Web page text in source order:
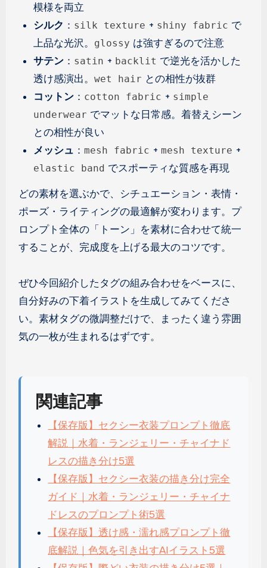
模様を両立
シルク ： silk texture + shiny fabric で
上品な光沢。 glossy は強すぎるので注意
サテン ： satin + backlit で逆光を活かした
透け感演出。wet hair との相性が抜群
コットン ： cotton fabric + simple
underwear でマットな日常感。着替えシーン
との相性が良い
メッシュ ：mesh fabric +mesh texture +
elastic band でスポーティな質感を再現
どの素材を選ぶかで、シチュエーション・表情・
ポーズ・ライティングの最適解が変わります。プ
ロンプト全体の「トーン」を素材に合わせて統一
することが、完成度を上げる最大のコツです。
ぜひ今回紹介したタグの組み合わせをベースに、
自分好みの下着イラストを生成してみてくださ
い。素材タグの微調整だけで、まったく違う雰囲
気の一枚が生まれるはずです。
関連記事
【保存版】セクシー衣装プロンプト徹底
解説｜水着・ランジェリー・チャイナド
レスの描き分け5選
【保存版】セクシー衣装の描き分け完全
ガイド｜水着・ランジェリー・チャイナ
ドレスのプロンプト術5選
【保存版】透け感・濡れ感プロンプト徹
底解説｜色気を引き出すAIイラスト5選